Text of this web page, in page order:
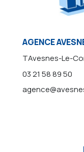
AGENCE
TAvesnes-Le-
03 21 58 89 50